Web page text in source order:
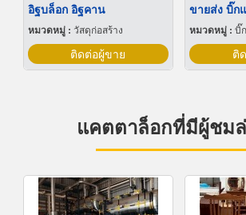
อิฐบล็อก อิฐคาน
หมวดหมู่ : วัสดุก่อสร้าง
ติดต่อผู้ขาย
หมวดหมู่ : บิ๊
ติ
แคตตาล็อกที่มีผู้ชม